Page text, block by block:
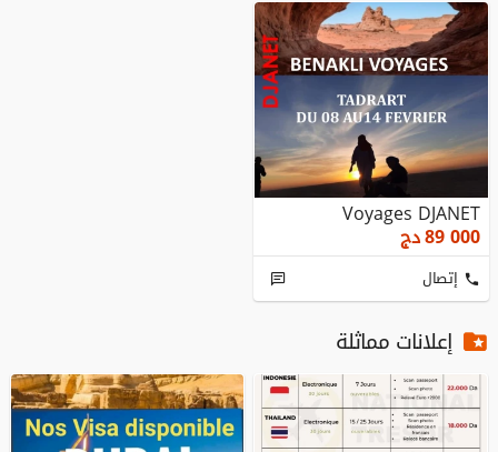
Voyages DJANET
89 000دج
إتصال
إعلانات مماثلة